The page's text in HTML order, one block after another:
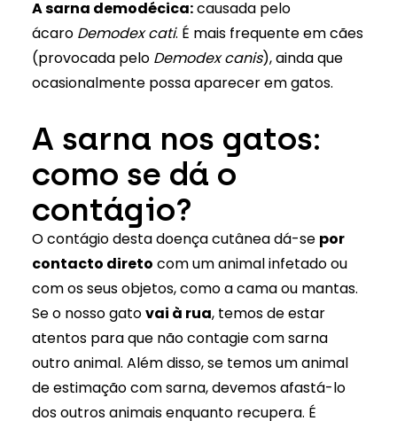
A sarna demodécica:causada pelo
ácaro Demodex cati. É mais frequente em cães
(provocada pelo Demodex canis), ainda que
ocasionalmente possa aparecer em gatos.
A sarna nos gatos:
como se dá o
contágio?
O contágio desta doença cutânea dá-se por
contacto direto com um animal infetado ou
com os seus objetos, como a cama ou mantas.
Se o nosso gatovai à rua, temos de estar
atentos para que não contagie com sarna
outro animal. Além disso, se temos um animal
de estimação com sarna, devemos afastá-lo
dos outros animais enquanto recupera. É